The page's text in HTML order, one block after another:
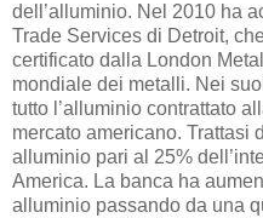
dell’alluminio. Nel 2010 ha
Trade Services di Detroit,
certificato dalla London
mondiale dei metalli. Nei
tutto l’alluminio contrattato
mercato americano. Trattasi
alluminio pari al 25%
America. La banca ha
alluminio passando da una